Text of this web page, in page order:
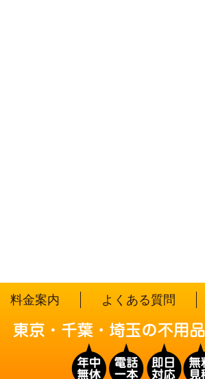
料金案内 よくある質問